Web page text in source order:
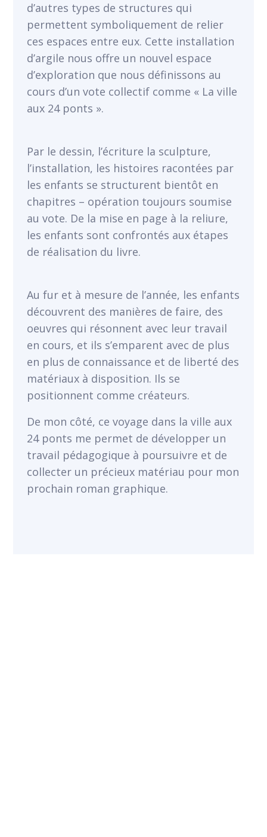
VOIR
d’autres types de structures qui
permettent symboliquement de relier
ces espaces entre eux. Cette installation
d’argile nous offre un nouvel espace
d’exploration que nous définissons au
cours d’un vote collectif comme « La ville
aux 24 ponts ».
Par le dessin, l’écriture la sculpture,
l’installation, les histoires racontées par
les enfants se structurent bientôt en
chapitres – opération toujours soumise
au vote. De la mise en page à la reliure,
les enfants sont confrontés aux étapes
de réalisation du livre.
Au fur et à mesure de l’année, les enfants
découvrent des manières de faire, des
oeuvres qui résonnent avec leur travail
en cours, et ils s’emparent avec de plus
en plus de connaissance et de liberté des
matériaux à disposition. Ils se
positionnent comme créateurs.
De mon côté, ce voyage dans la ville aux
24 ponts me permet de développer un
travail pédagogique à poursuivre et de
collecter un précieux matériau pour mon
prochain roman graphique.